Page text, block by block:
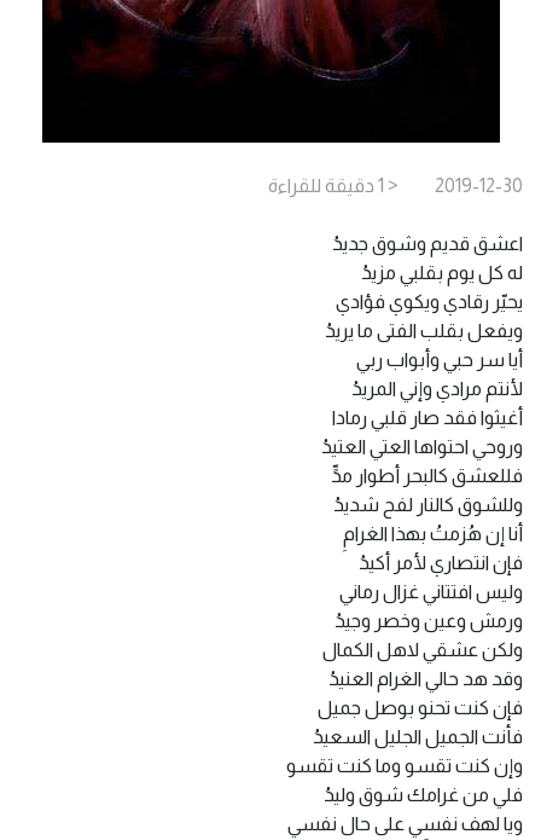
2019-12-30
< 1 دقيقة للقراءة
اعشق قديم وشوق جديدُ
له كل يوم بقلبي مزيدُ
يحيّر رقادي ويكوي فؤادي
ويفعل بقلب الفتى ما يريدُ
أيا سر حبي وأبواب ربي
لأنتم مرادي وإني المريدُ
أغيثوا فقد صار قلبي رمادا
وروحي احتواها العتي العتيدُ
فللعشق كالبحر أطوار مدٍّ
وللشوق كالنار لفح شديدُ
أنا إن هُزمتُ بهذا الغرامِ
فإن انتصاري لأمر أكيدُ
وليس افتتاني غزال رماني
ورمش وعين وخصر وجيدُ
ولكن عشقي لاهل الكمال
وقد هد حالي الغرام العنيدُ
فإن كنت تحنو بوصل جميل
فأنت الجميل الجليل السعيدُ
وإن كنت تقسو وما كنت تقسو
فلي من غرامك شوق وليدُ
ويا لهف نفسي على حال نفسي